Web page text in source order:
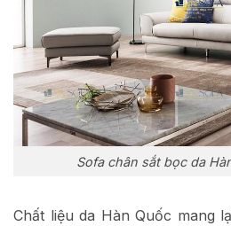
Sofa chân sắt bọc da
Chất liệu da Hàn Quốc mang